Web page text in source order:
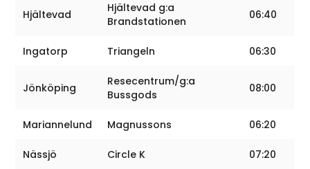
Hjältevad
Hjältevad g:a
Brandstationen
06:40
Ingatorp Triangeln 06:30
Jönköping
Resecentrum/g:a
Bussgods
08:00
Mariannelund Magnussons 06:20
Nässjö Circle K 07:20